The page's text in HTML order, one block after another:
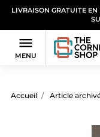
LIVRAISON GRATUITE

MENU
Accueil Article